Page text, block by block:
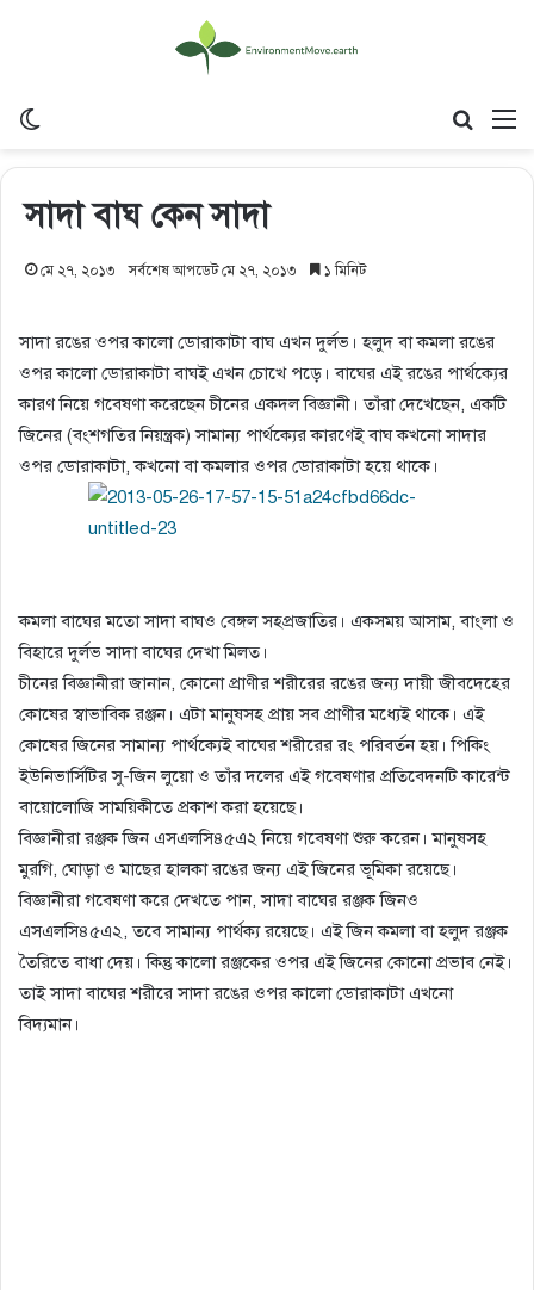
সাদা বাঘ কেন সাদা
মে ২৭, ২০১৩ সর্বশেষ আপডেট মে ২৭, ২০১৩ ১ মিনিট
সাদা রঙের ওপর কালো ডোরাকাটা বাঘ এখন দুর্লভ। হলুদ বা কমলা রঙের
ওপর কালো ডোরাকাটা বাঘই এখন চোখে পড়ে। বাঘের এই রঙের পার্থক্যের
কারণ নিয়ে গবেষণা করেছেন চীনের একদল বিজ্ঞানী। তাঁরা দেখেছেন, একটি
জিনের (বংশগতির নিয়ন্ত্রক) সামান্য পার্থক্যের কারণেই বাঘ কখনো সাদার
ওপর ডোরাকাটা, কখনো বা কমলার ওপর ডোরাকাটা হয়ে থাকে।
কমলা বাঘের মতো সাদা বাঘও বেঙ্গল সহপ্রজাতির। একসময় আসাম, বাংলা ও
বিহারে দুর্লভ সাদা বাঘের দেখা মিলত।
চীনের বিজ্ঞানীরা জানান, কোনো প্রাণীর শরীরের রঙের জন্য দায়ী জীবদেহের
কোষের স্বাভাবিক রঞ্জন। এটা মানুষসহ প্রায় সব প্রাণীর মধ্যেই থাকে। এই
কোষের জিনের সামান্য পার্থক্যেই বাঘের শরীরের রং পরিবর্তন হয়। পিকিং
ইউনিভার্সিটির সু-জিন লুয়ো ও তাঁর দলের এই গবেষণার প্রতিবেদনটি কারেন্ট
বায়োলোজি সাময়িকীতে প্রকাশ করা হয়েছে।
বিজ্ঞানীরা রঞ্জক জিন এসএলসি৪৫এ২ নিয়ে গবেষণা শুরু করেন। মানুষসহ
মুরগি, ঘোড়া ও মাছের হালকা রঙের জন্য এই জিনের ভূমিকা রয়েছে।
বিজ্ঞানীরা গবেষণা করে দেখতে পান, সাদা বাঘের রঞ্জক জিনও
এসএলসি৪৫এ২, তবে সামান্য পার্থক্য রয়েছে। এই জিন কমলা বা হলুদ রঞ্জক
তৈরিতে বাধা দেয়। কিন্তু কালো রঞ্জকের ওপর এই জিনের কোনো প্রভাব নেই।
তাই সাদা বাঘের শরীরে সাদা রঙের ওপর কালো ডোরাকাটা এখনো
বিদ্যমান।